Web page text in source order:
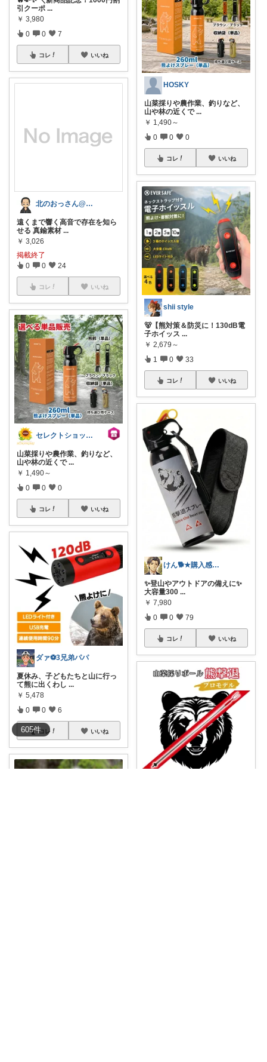
605件
引クーポ ...
￥ 3,980
0 0 7
コレ いいね
北のおっさん@ガジェット好き
遠くまで響く高音で存在を知ら
せる 真鍮素材 ...
￥ 3,026
掲載終了
0 0 24
コレ いいね
セレクトショップ-ヒマワリ
山菜採りや農作業、釣りなど、
山や林の近くで ...
￥ 1,490～
0 0 0
コレ いいね
ダァ⚽3兄弟パパ
夏休み、子どもたちと山に行っ
て熊に出くわし ...
￥ 5,478
0 0 6
コレ いいね
HOSKY
山菜採りや農作業、釣りなど、
山や林の近くで ...
￥ 1,490～
0 0 0
コレ いいね
shii style
🐻【熊対策＆防災に！130dB電
子ホイッス ...
￥ 2,679～
1 0 33
コレ いいね
けん🐕★購入感謝です★（アイコン変更）
✨登山やアウトドアの備えに✨
大容量300 ...
￥ 7,980
0 0 79
コレ いいね